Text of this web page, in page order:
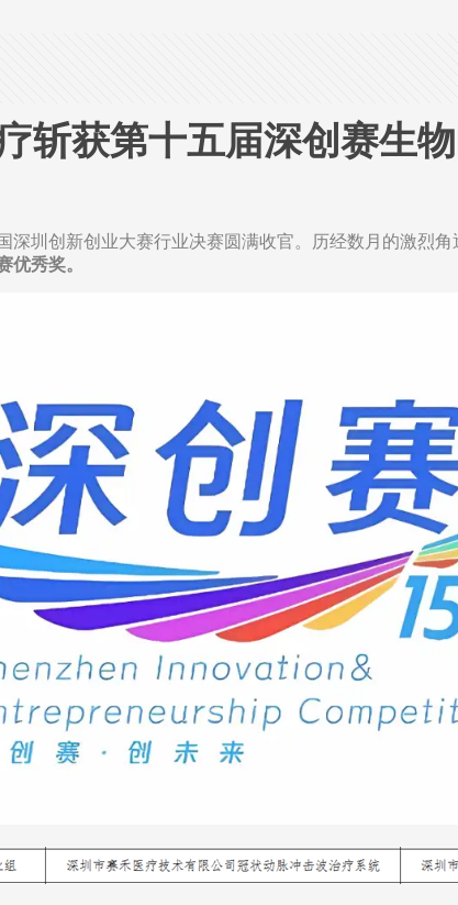
斩获第十五届深创赛生
深圳创新创业大赛行业决赛圆满收官。历经数月的激烈角
优秀奖。